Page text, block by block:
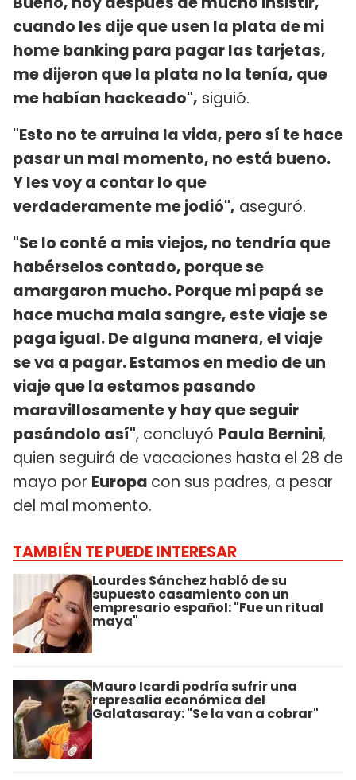
cuando les dije que usen la plata de mi
home banking para pagar las tarjetas,
me dijeron que la plata no la tenía, que
me habían hackeado", siguió.
"Esto no te arruina la vida, pero sí te hace
pasar un mal momento, no está bueno.
Y les voy a contar lo que
verdaderamente me jodió", aseguró.
"Se lo conté a mis viejos, no tendría que
habérselos contado, porque se
amargaron mucho. Porque mi papá se
hace mucha mala sangre, este viaje se
paga igual. De alguna manera, el viaje
se va a pagar. Estamos en medio de un
viaje que la estamos pasando
maravillosamente y hay que seguir
pasándolo así", concluyó Paula Bernini,
quien seguirá de vacaciones hasta el 28 de
mayo por Europa con sus padres, a pesar
del mal momento.
TAMBIÉN TE PUEDE INTERESAR
Lourdes Sánchez habló de su
supuesto casamiento con un
empresario español: "Fue un ritual
maya"
Mauro Icardi podría sufrir una
represalia económica del
Galatasaray: "Se la van a cobrar"